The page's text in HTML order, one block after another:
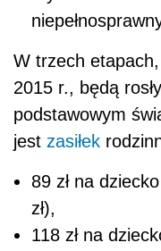
W trzech
2015 r., będą
podstawowym
jest zasiłek
89 zł na
zł),
118 zł na